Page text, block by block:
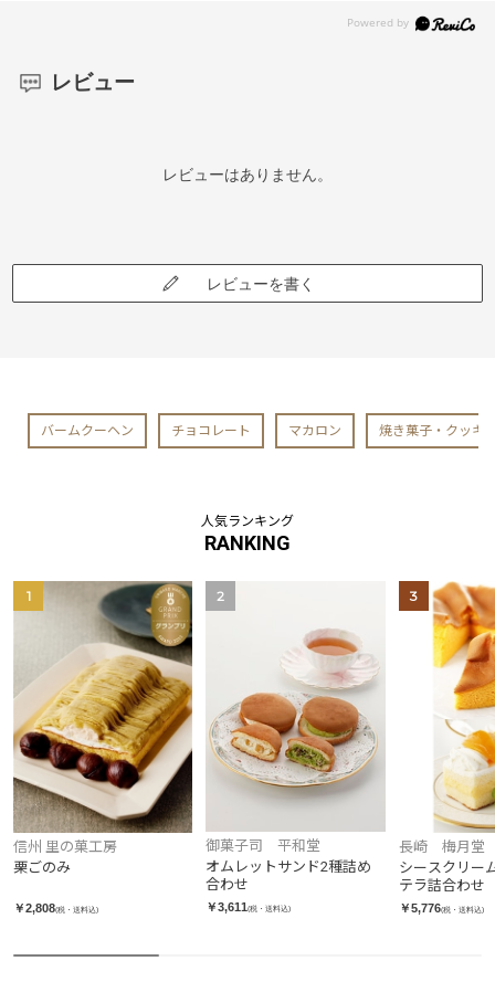
レビュー
レビューはありません。
レビューを書く
バームクーヘン チョコレート マカロン 焼き菓子・クッキ
人気ランキング
RANKING
1
信州 里の菓工房
栗ごのみ
￥2,808(税・送料込)
2
御菓子司 平和堂
オムレットサンド2種詰め
合わせ
￥3,611(税・送料込)
3
長崎 梅月堂
シースクリー
テラ詰合わせ
￥5,776(税・送料込)